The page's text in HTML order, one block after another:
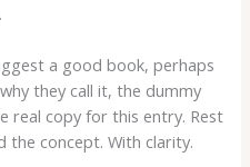
a good book, perhaps
why they call it, the dummy
real copy for this entry. Rest
the concept. With clarity.